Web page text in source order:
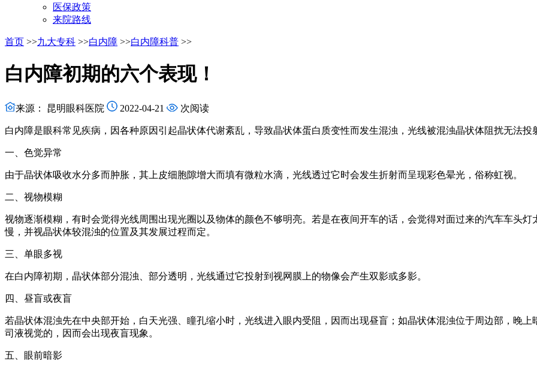
医保政策
来院路线
首页 >>九大专科 >>白内障 >>白内障科普 >>
白内障初期的六个表现！
来源： 昆明眼科医院 2022-04-21 次阅读
白内障是眼科常见疾病，因各种原因引起晶状体代谢紊乱，导致晶状体蛋白质变性而发生混浊，光线被混浊晶状体阻扰无法投
一、色觉异常
由于晶状体吸收水分多而肿胀，其上皮细胞隙增大而填有微粒水滴，光线透过它时会发生折射而呈现彩色晕光，俗称虹视。
二、视物模糊
视物逐渐模糊，有时会觉得光线周围出现光圈以及物体的颜色不够明亮。若是在夜间开车的话，会觉得对面过来的汽车车头
慢，并视晶状体较混浊的位置及其发展过程而定。
三、单眼多视
在白内障初期，晶状体部分混浊、部分透明，光线通过它投射到视网膜上的物像会产生双影或多影。
四、昼盲或夜盲
若晶状体混浊先在中央部开始，白天光强、瞳孔缩小时，光线进入眼内受阻，因而出现昼盲；如晶状体混浊位于周边部，晚
司液视觉的，因而会出现夜盲现象。
五、眼前暗影